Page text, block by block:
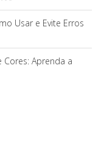
Usar e Evite Erros
Cores: Aprenda a